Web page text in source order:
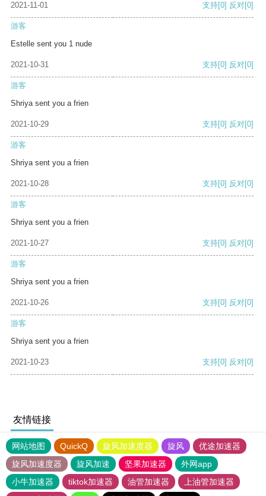
2021-11-01 支持[0] 反对[0]
游客
Estelle sent you 1 nude
2021-10-31 支持[0] 反对[0]
游客
Shriya sent you a frien
2021-10-29 支持[0] 反对[0]
游客
Shriya sent you a frien
2021-10-28 支持[0] 反对[0]
游客
Shriya sent you a frien
2021-10-27 支持[0] 反对[0]
游客
Shriya sent you a frien
2021-10-26 支持[0] 反对[0]
游客
Shriya sent you a frien
2021-10-23 支持[0] 反对[0]
友情链接
网站地图 QuickQ 旋风加速度器 旋风
优途加速器
旋风加速度器
旋风加速 坚果加速器
外网app
小牛加速器
tiktok加速器 油管加速器
上油管加速器